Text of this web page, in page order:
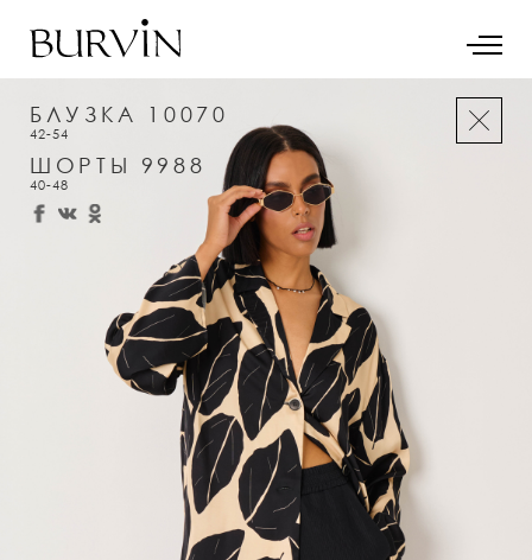
БЛУЗКА 10070
42-54
ШОРТЫ 9988
40-48